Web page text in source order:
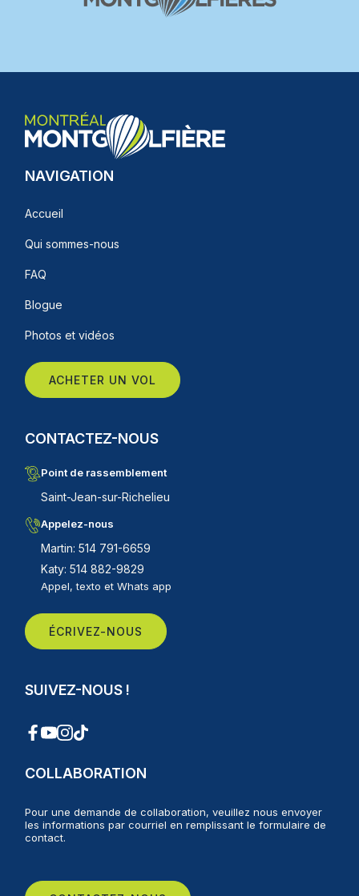
NAVIGATION
Accueil
Qui sommes-nous
FAQ
Blogue
Photos et vidéos
ACHETER UN VOL
CONTACTEZ-NOUS
Point de rassemblement
Saint-Jean-sur-Richelieu
Appelez-nous
Martin: 514 791-6659
Katy: 514 882-9829
Appel, texto et Whats app
ÉCRIVEZ-NOUS
SUIVEZ-NOUS !
COLLABORATION
Pour une demande de collaboration, veuillez nous envoyer
les informations par courriel en remplissant le formulaire de
contact.